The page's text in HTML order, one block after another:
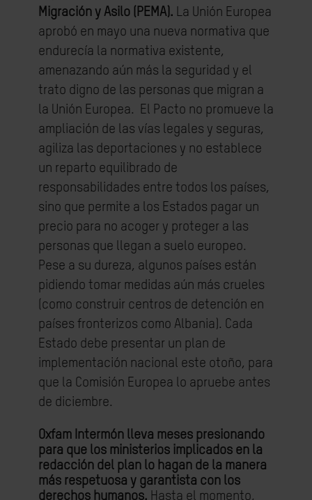
Migración y Asilo (PEMA). La Unión Europea
aprobó en mayo una nueva normativa que
endurecía la normativa existente,
amenazando aún más la seguridad y el
trato digno de las personas que migran a
la Unión Europea. El Pacto no promueve la
ampliación de las vías legales y seguras,
agiliza las deportaciones y no establece
un reparto equilibrado de
responsabilidades entre todos los países,
sino que permite a los Estados pagar un
precio para no acoger y proteger a las
personas que llegan a suelo europeo.
Pese a su dureza, algunos países están
pidiendo tomar medidas aún más crueles
(como construir centros de detención en
países fronterizos como Albania). Cada
Estado debe presentar un plan de
implementación nacional este otoño, para
que la Comisión Europea lo apruebe antes
de diciembre.
Oxfam Intermón lleva meses presionando
para que los ministerios implicados en la
redacción del plan lo hagan de la manera
más respetuosa y garantista con los
derechos humanos. Hasta el momento,